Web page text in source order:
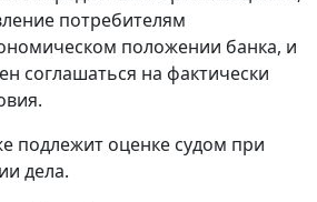
потребителям
положении банка, и
соглашаться на фактически
подлежит оценке судом при
дела.